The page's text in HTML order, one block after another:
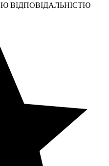
ВІДПОВІДАЛЬНІСТЮ